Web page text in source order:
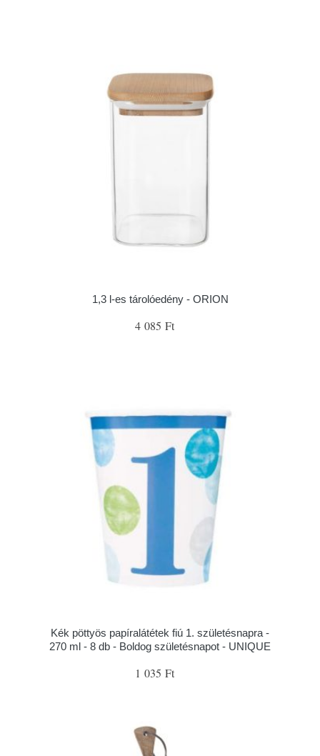
1,3 l-es tárolóedény - ORION
4 085 Ft
Kék pöttyös papíralátétek fiú 1. születésnapra -
270 ml - 8 db - Boldog születésnapot - UNIQUE
1 035 Ft